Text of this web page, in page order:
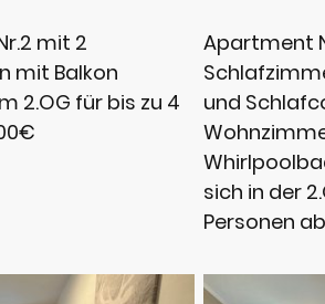
mit 2
mit Balkon
2.OG für bis zu 4
Apartment
und
sich in der
Personen